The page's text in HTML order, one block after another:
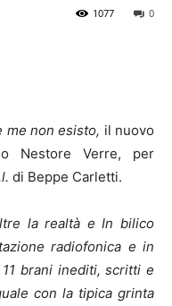
0
1077
me non esisto, il nuovo
Nestore Verre, per
di Beppe Carletti.
la realtà e In bilico
radiofonica e in
brani inediti, scritti e
con la tipica grinta